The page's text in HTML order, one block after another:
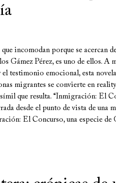
incomodan porque se acercan
Gámez Pérez, es uno de ellos. A
testimonio emocional, esta
migrantes se convierte en
que resulta. “Inmigración: El
desde el punto de vista de una
El Concurso, una especie de